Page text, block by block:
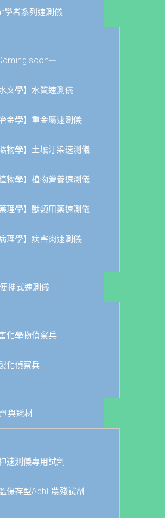
學者系列速測儀
soon---
水文學】水質速測儀
冶金學】重金屬速測儀
礦物學】土壤汙染速測儀
植物學】植物營養速測儀
藥理學】獸類用藥速測儀
病理學】病害肉速測儀
攜式速測儀
化學物偵察兵
化偵察兵
與耗材
速測儀專用試劑
保存型AchE農殘試劑